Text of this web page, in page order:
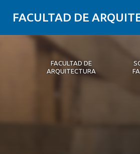
FACULTAD DE
FACULTAD DE
ARQUITECTURA